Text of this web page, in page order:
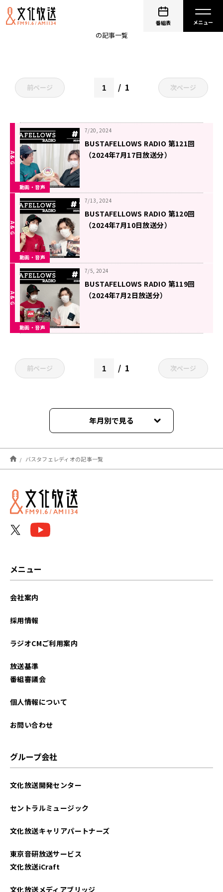
番組表
バスタフェレディオ
の記事一覧
前ページ 1 次ページ
動画・音声
7/20, 2024
BUSTAFELLOWS RADIO 第121回
（2024年7月17日放送分）
動画・音声
7/13, 2024
BUSTAFELLOWS RADIO 第120回
（2024年7月10日放送分）
動画・音声
7/5, 2024
BUSTAFELLOWS RADIO 第119回
（2024年7月2日放送分）
前ページ 1 次ページ
年月別で見る
2026年01月
2025年12月
2025年11月
2025年02月
2024年11月
2024年06月
バスタフェレディオの記事一覧
メニュー
会社案内
採用情報
ラジオCMご利用案内
放送基準
番組審議会
個人情報について
お問い合わせ
グループ会社
文化放送開発センター
セントラルミュージック
文化放送キャリアパートナーズ
東京音研放送サービス
文化放送iCraft
文化放送メディアブリッジ